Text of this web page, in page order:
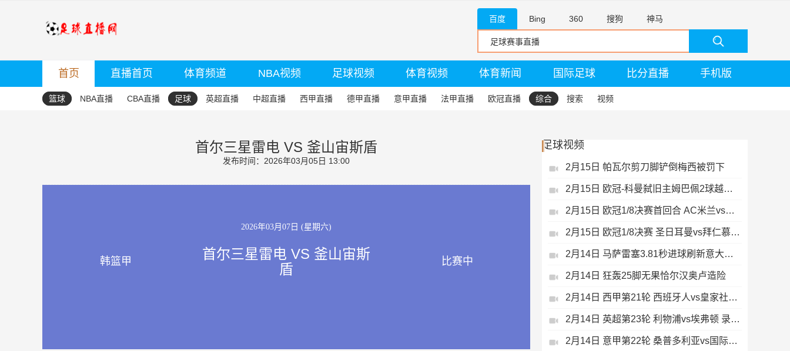
百度 Bing 360 搜狗 神马
首页 直播首页 体育频道 NBA视频 足球视频 体育视频 体育新闻 国际足球 比分直播 手机版
篮球 NBA直播 CBA直播 足球 英超直播 中超直播 西甲直播 德甲直播 意甲直播 法甲直播 欧冠直播 综合 搜索 视频
首尔三星雷电 VS 釜山宙斯盾
发布时间：2026年03月05日 13:00
2026年03月07日 (星期六)
韩篮甲
首尔三星雷电 VS 釜山宙斯
盾
比赛中
足球视频
2月15日 帕瓦尔剪刀脚铲倒梅西被罚下
2月15日 欧冠-科曼弑旧主姆巴佩2球越位无效
2月15日 欧冠1/8决赛首回合 AC米兰vs热刺 录像 集锦
2月15日 欧冠1/8决赛 圣日耳曼vs拜仁慕尼黑 录像 集锦
2月14日 马萨雷塞3.81秒进球刷新意大利历史
2月14日 狂轰25脚无果恰尔汉奥卢造险
2月14日 西甲第21轮 西班牙人vs皇家社会 录像 集锦
2月14日 英超第23轮 利物浦vs埃弗顿 录像 集锦
2月14日 意甲第22轮 桑普多利亚vs国际米兰 录像 集锦